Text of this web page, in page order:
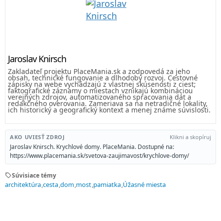
Jaroslav Knirsch
Zakladateľ projektu PlaceMania.sk a zodpovedá za jeho
obsah, technické fungovanie a dlhodobý rozvoj. Cestovné
zápisky na webe vychádzajú z vlastnej skúsenosti z ciest;
faktografické záznamy o miestach vznikajú kombináciou
verejných zdrojov, automatizovaného spracovania dát a
redakčného overovania. Zameriava sa na netradičné lokality,
ich historický a geografický kontext a menej známe súvislosti.
AKO UVIESŤ ZDROJ Klikni a skopíruj
Jaroslav Knirsch. Krychlové domy. PlaceMania. Dostupné na:
https://www.placemania.sk/svetova-zaujimavost/krychlove-domy/
sellSúvisiace témy
architektúra cesta dom most pamiatka Úžasné miesta